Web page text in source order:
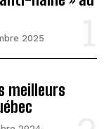
2025
meilleurs